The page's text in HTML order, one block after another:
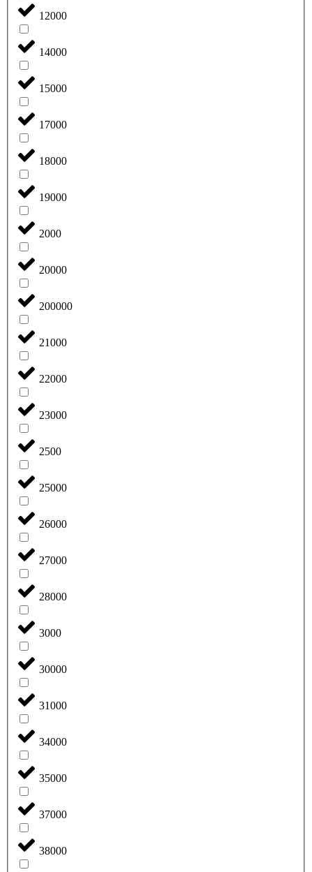
12000
14000
15000
17000
18000
19000
2000
20000
200000
21000
22000
23000
2500
25000
26000
27000
28000
3000
30000
31000
34000
35000
37000
38000